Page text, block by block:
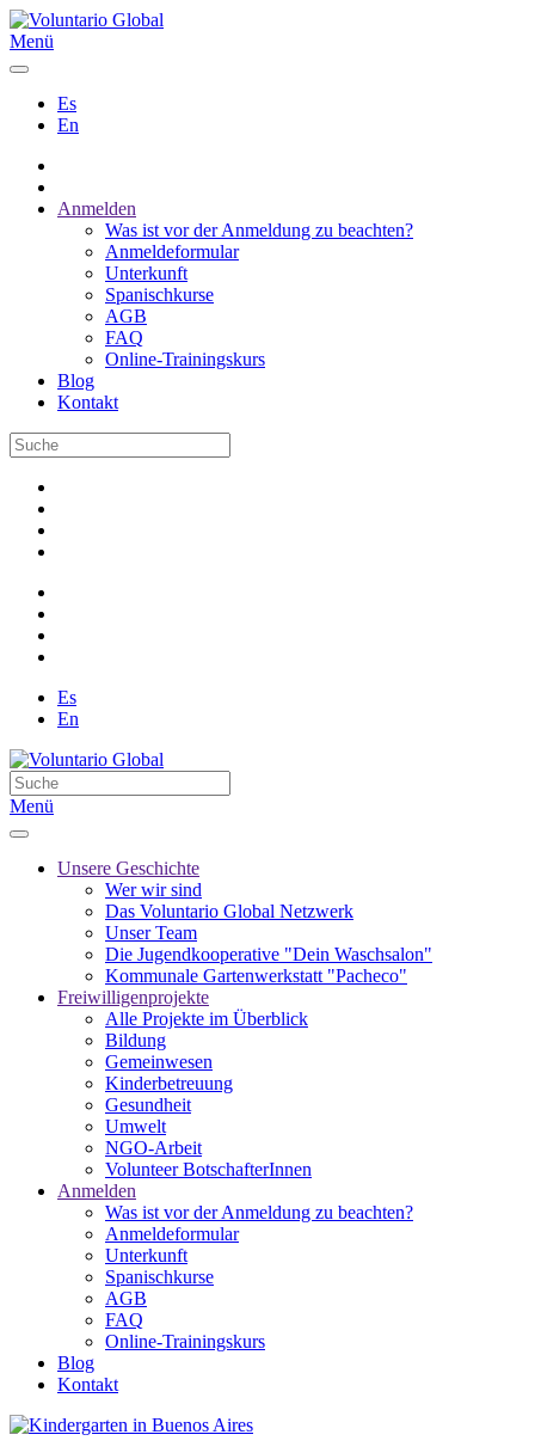
Menü
Es
En
Anmelden
Was ist vor der Anmeldung zu beachten?
Anmeldeformular
Unterkunft
Spanischkurse
AGB
FAQ
Online-Trainingskurs
Blog
Kontakt
Es
En
Menü
Unsere Geschichte
Wer wir sind
Das Voluntario Global Netzwerk
Unser Team
Die Jugendkooperative "Dein Waschsalon"
Kommunale Gartenwerkstatt "Pacheco"
Freiwilligenprojekte
Alle Projekte im Überblick
Bildung
Gemeinwesen
Kinderbetreuung
Gesundheit
Umwelt
NGO-Arbeit
Volunteer BotschafterInnen
Anmelden
Was ist vor der Anmeldung zu beachten?
Anmeldeformular
Unterkunft
Spanischkurse
AGB
FAQ
Online-Trainingskurs
Blog
Kontakt